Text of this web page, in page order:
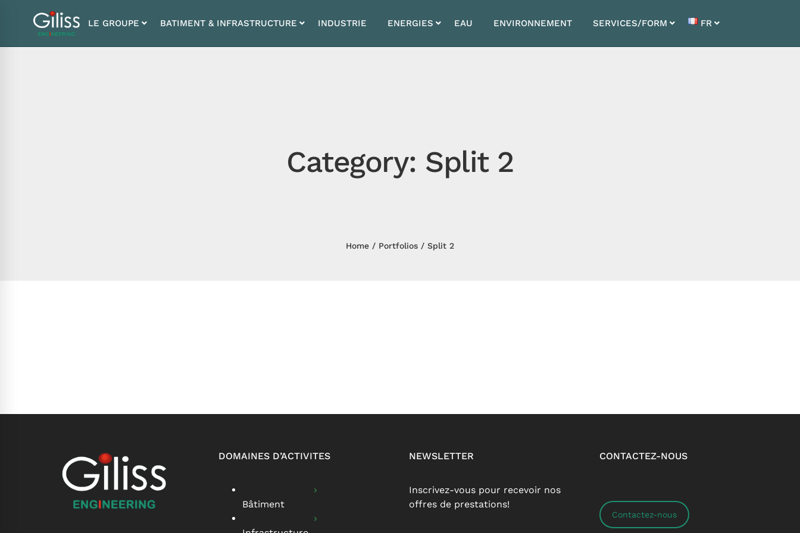
LE GROUPE BATIMENT & INFRASTRUCTURE INDUSTRIE ENERGIES EAU ENVIRONNEMENT SERVICES/FORM FR
Category: Split 2
Home Portfolios Split 2
DOMAINES D’ACTIVITES
Bâtiment
NEWSLETTER
Inscrivez-vous pour recevoir nos
offres de prestations!
CONTACTEZ-NOUS
Contactez-nous